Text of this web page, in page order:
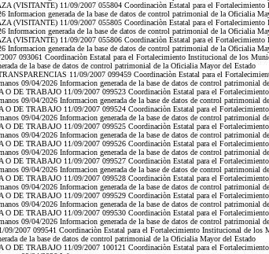
(VISITANTE) 11/09/2007 055804 Coordinaciòn Estatal para el
Informacion generada de la base de datos de control patrimonial de la Oficialia
(VISITANTE) 11/09/2007 055805 Coordinaciòn Estatal para el
Informacion generada de la base de datos de control patrimonial de la Oficialia
(VISITANTE) 11/09/2007 055806 Coordinaciòn Estatal para el
Informacion generada de la base de datos de control patrimonial de la Oficialia
093061 Coordinaciòn Estatal para el Fortalecimiento Institucional de los
de la base de datos de control patrimonial de la Oficialia Mayor del Estado
11/09/2007 099459 Coordinaciòn Estatal para el
09/04/2026 Informacion generada de la base de datos de control patrimonial
O DE TRABAJO 11/09/2007 099523 Coordinaciòn Estatal para el
09/04/2026 Informacion generada de la base de datos de control patrimonial
O DE TRABAJO 11/09/2007 099524 Coordinaciòn Estatal para el
09/04/2026 Informacion generada de la base de datos de control patrimonial
O DE TRABAJO 11/09/2007 099525 Coordinaciòn Estatal para el
09/04/2026 Informacion generada de la base de datos de control patrimonial
O DE TRABAJO 11/09/2007 099526 Coordinaciòn Estatal para el
09/04/2026 Informacion generada de la base de datos de control patrimonial
O DE TRABAJO 11/09/2007 099527 Coordinaciòn Estatal para el
09/04/2026 Informacion generada de la base de datos de control patrimonial
O DE TRABAJO 11/09/2007 099528 Coordinaciòn Estatal para el
09/04/2026 Informacion generada de la base de datos de control patrimonial
O DE TRABAJO 11/09/2007 099529 Coordinaciòn Estatal para el
09/04/2026 Informacion generada de la base de datos de control patrimonial
O DE TRABAJO 11/09/2007 099530 Coordinaciòn Estatal para el
09/04/2026 Informacion generada de la base de datos de control patrimonial
2007 099541 Coordinaciòn Estatal para el Fortalecimiento Institucional de
de la base de datos de control patrimonial de la Oficialia Mayor del Estado
O DE TRABAJO 11/09/2007 100121 Coordinaciòn Estatal para el